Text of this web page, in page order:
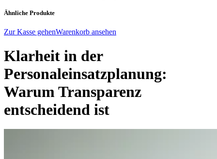
Ähnliche Produkte
Zur Kasse gehenWarenkorb ansehen
Klarheit in der
Personaleinsatzplanung:
Warum Transparenz
entscheidend ist